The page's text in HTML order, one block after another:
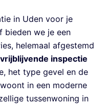
in Uden voor je
bieden we je een
helemaal afgestemd
vrijblijvende inspectie
het type gevel en de
in een moderne
tussenwoning in